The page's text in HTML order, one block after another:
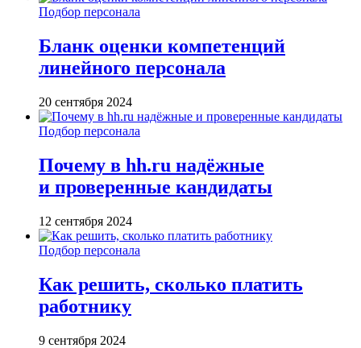
Подбор персонала
Бланк оценки компетенций
линейного персонала
20 сентября 2024
Подбор персонала
Почему в hh.ru надёжные
и проверенные кандидаты
12 сентября 2024
Подбор персонала
Как решить, сколько платить
работнику
9 сентября 2024